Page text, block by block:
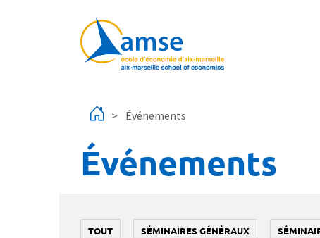
Événements
Événements
TOUT SÉMINAIRES GÉNÉRAUX